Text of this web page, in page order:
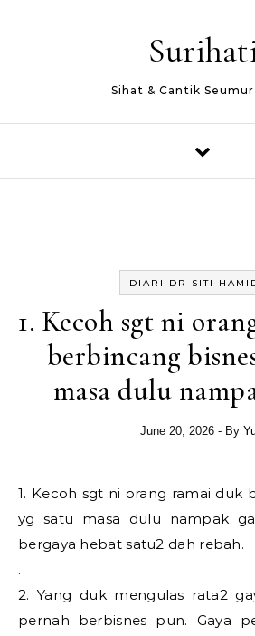
Sihat & Cantik
DIARI DR SITI
1. Kecoh sgt ni
berbincang
masa dulu
June 20, 2026 - By
1. Kecoh sgt ni orang ramai duk
yg satu masa dulu nampak
bergaya hebat satu2 dah rebah.
.
2. Yang duk mengulas rata2
pernah berbisnes pun. Gaya